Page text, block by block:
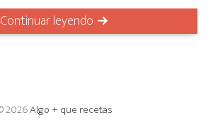
Continuar leyendo
2026Algo + que recetas